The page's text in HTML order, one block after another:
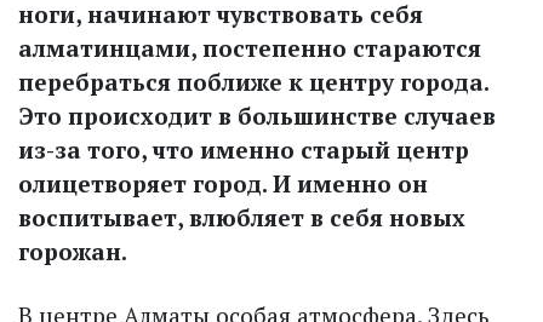
ноги, начинают чувствовать себя
алматинцами, постепенно стараются
перебраться поближе к центру города.
Это происходит в большинстве случаев
из-за того, что именно старый центр
олицетворяет город. И именно он
воспитывает, влюбляет в себя новых
горожан.
В центре Алматы особая атмо­сфера. Здесь